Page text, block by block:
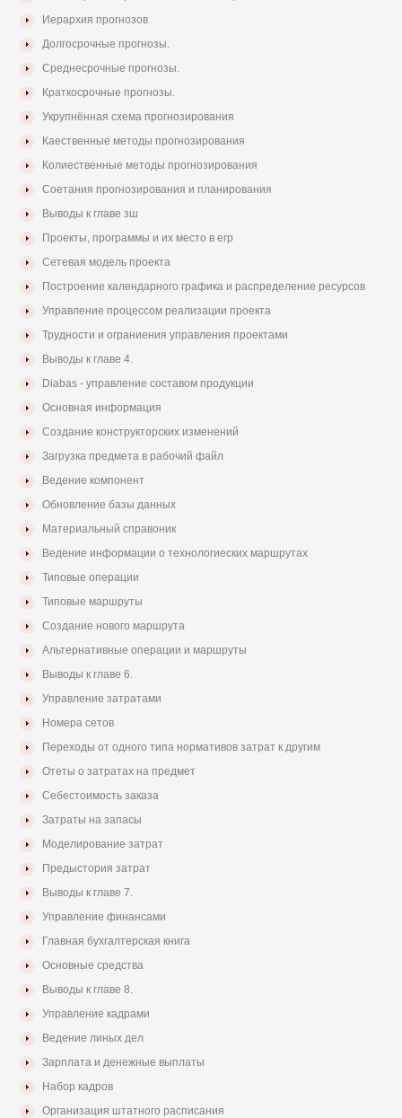
Иерархия прогнозов
Долгосрочные прогнозы.
Среднесрочные прогнозы.
Краткосрочные прогнозы.
Укрупнённая схема прогнозирования
Каественные методы прогнозирования
Колиественные методы прогнозирования
Соетания прогнозирования и планирования
Выводы к главе зш
Проекты, программы и их место в erp
Сетевая модель проекта
Построение календарного графика и распределение ресурсов
Управление процессом реализации проекта
Трудности и ограниения управления проектами
Выводы к главе 4.
Diabas - управление составом продукции
Основная информация
Создание конструкторских изменений
Загрузка предмета в рабочий файл
Ведение компонент
Обновление базы данных
Материальный справоник
Ведение информации о технологиеских маршрутах
Типовые операции
Типовые маршруты
Создание нового маршрута
Альтернативные операции и маршруты
Выводы к главе 6.
Управление затратами
Номера сетов
Переходы от одного типа нормативов затрат к другим
Отеты о затратах на предмет
Себестоимость заказа
Затраты на запасы
Моделирование затрат
Предыстория затрат
Выводы к главе 7.
Управление финансами
Главная бухгалтерская книга
Основные средства
Выводы к главе 8.
Управление кадрами
Ведение линых дел
Зарплата и денежные выплаты
Набор кадров
Организация штатного расписания